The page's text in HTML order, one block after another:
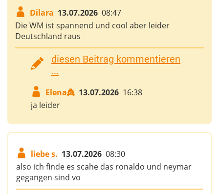
Dilara 13.07.2026 08:47
Die WM ist spannend und cool aber leider
Deutschland raus
diesen Beitrag kommentieren
...
Elena👸 13.07.2026 16:38
ja leider
liebe s. 13.07.2026 08:30
also ich finde es scahe das ronaldo und neymar
gegangen sind vo